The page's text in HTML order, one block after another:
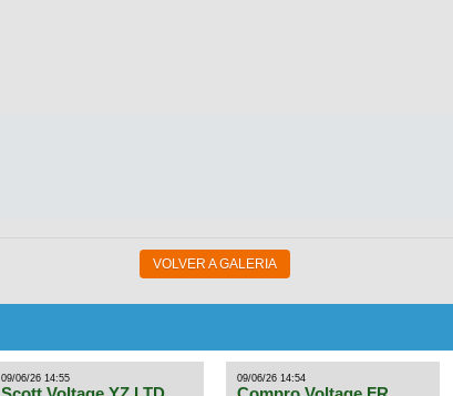
VOLVER A GALERIA
09/06/26 14:55 09/06/26 14:54